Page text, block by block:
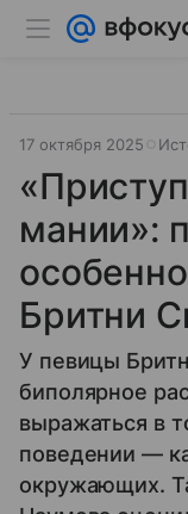
17 октября 2025
мании»:
Бритни
У певицы
биполярное
выражаться в
поведении —
окружающих.